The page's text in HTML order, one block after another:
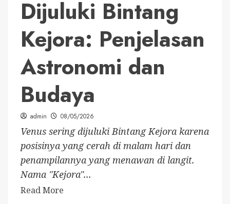
Dijuluki Bintang
Kejora: Penjelasan
Astronomi dan
Budaya
admin 08/05/2026
Venus sering dijuluki Bintang Kejora karena
posisinya yang cerah di malam hari dan
penampilannya yang menawan di langit.
Nama "Kejora"...
Read More